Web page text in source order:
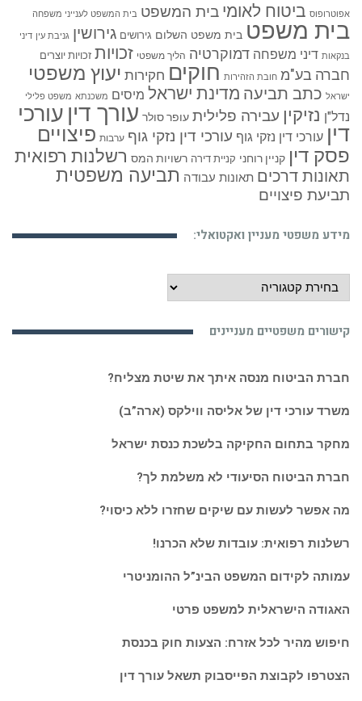
אפוטרופוס ביטוח לאומי בית המשפט בית המשפט לענייני משפחה
בית משפט בית משפט השלום גירושים גירושין גניבת עין דיני
בנקאות דיני משפחה דמוקרטיה הליך משפטי זכויות זכויות יוצרים
חברה בע"מ חובת הזהירות חוקים חקירות יעוץ משפטי
ישראל כתב תביעה מדינת ישראל מיסים משכנתא משפט פלילי
נדל"ן נזיקין עבירה פלילית עופר סולר עורך דין עורכי
דין עורכי דין נזקי גוף עורכי דין נזקי גוף ערבות פיצויים
פסק דין קניין רוחני קניית דירה רשויות המס רשלנות רפואית
תאונות דרכים תאונות עבודה תביעה משפטית
תביעת פיצויים
מידע משפטי מעניין ואקטואלי:
מידע
משפטי
ואקטואלי:
קישורים משפטיים מעניינים
חברת הביטוח מנסה איתך את שיטת מצליח?
משרד עורכי דין של אליסה ווילקס (ארה”ב)
מחקר בתחום החקיקה בלשכת כנסת ישראל
חברת הביטוח הסיעודי לא משלמת לך?
מה אפשר לעשות עם שיקים שחזרו ללא כיסוי?
רשלנות רפואית: עובדות שלא הכרנו!
עמותה לקידום המשפט הבינ”ל ההומניטרי
האגודה הישראלית למשפט פרטי
חיפוש מהיר לכל אזרח: הצעות חוק בכנסת
הצטרפו לקבוצת הפייסבוק תשאל עורך דין